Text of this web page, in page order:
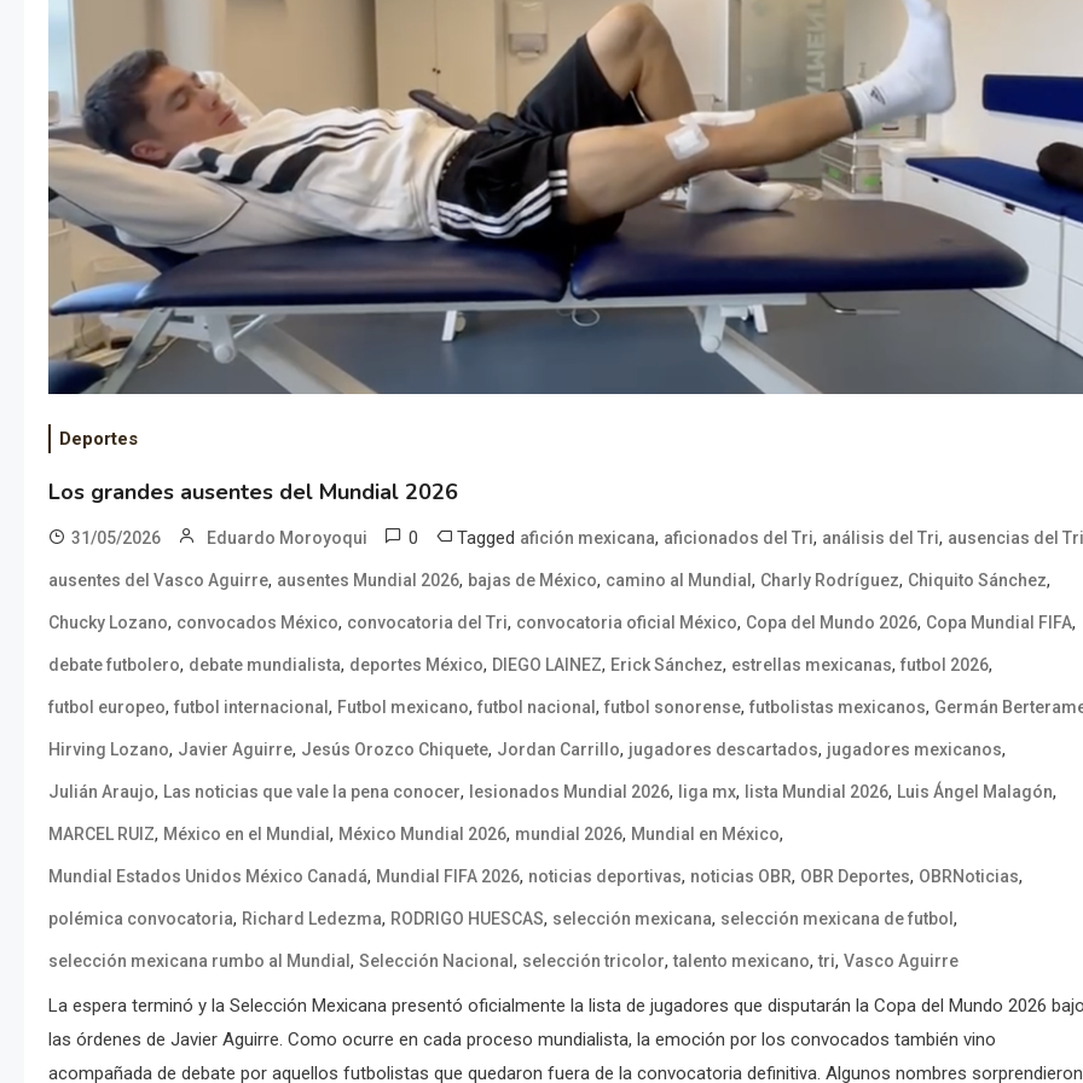
Deportes
Los grandes ausentes del Mundial 2026
31/05/2026 Eduardo Moroyoqui 0 Tagged afición mexicana, aficionados del Tri, análisis del Tri, ausencias del Tri
ausentes del Vasco Aguirre, ausentes Mundial 2026, bajas de México, camino al Mundial , Charly Rodríguez, Chiquito Sánchez,
Chucky Lozano, convocados México, convocatoria del Tri, convocatoria oficial México, Copa del Mundo 2026, Copa Mundial FIFA,
debate futbolero, debate mundialista, deportes México, DIEGO LAINEZ, Erick Sánchez, estrellas mexicanas, futbol 2026,
futbol europeo, futbol internacional , Futbol mexicano, futbol nacional , futbol sonorense, futbolistas mexicanos, Germán
Hirving Lozano, Javier Aguirre, Jesús Orozco Chiquete, Jordan Carrillo, jugadores descartados, jugadores mexicanos,
Julián Araujo, Las noticias que vale la pena conocer, lesionados Mundial 2026, liga mx, lista Mundial 2026, Luis Ángel Malagón,
MARCEL RUIZ, México en el Mundial , México Mundial 2026, mundial 2026, Mundial en México,
Mundial Estados Unidos México Canadá, Mundial FIFA 2026, noticias deportivas, noticias OBR, OBR Deportes, OBRNoticias,
polémica convocatoria, Richard Ledezma, RODRIGO HUESCAS, selección mexicana, selección mexicana de futbol ,
selección mexicana rumbo al Mundial , Selección Nacional , selección tricolor,talento mexicano,tri, Vasco Aguirre
La espera terminó y la Selección Mexicana presentó oficialmente la lista de jugadores que disputarán la Copa del Mundo 2026
las órdenes de Javier Aguirre. Como ocurre en cada proceso mundialista, la emoción por los convocados también vino
acompañada de debate por aquellos futbolistas que quedaron fuera de la convocatoria definitiva. Algunos nombres sorprendieron